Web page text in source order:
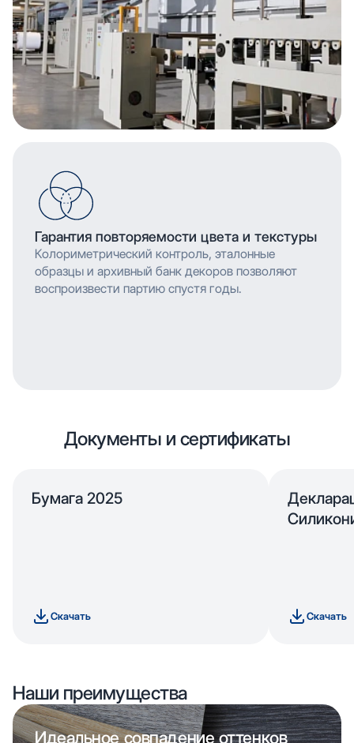
Гарантия повторяемости цвета и текстуры
Колориметрический контроль, эталонные
образцы и архивный банк декоров позволяют
воспроизвести партию спустя годы.
Документы и сертификаты
Бумага 2025
Скачать Скачать
Наши преимущества
Идеальное совпадение оттенков